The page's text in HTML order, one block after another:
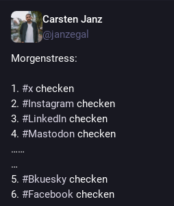
Carsten Janz
@janzegal
Morgenstress:
1. #x checken
2. # Instagram checken
3. #LinkedIn checken
4. #Mastodon checken
……
…
5. #Bkuesky checken
6. #Facebook checken